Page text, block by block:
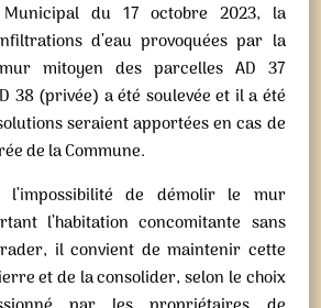
du 17 octobre 2023, la
d’eau provoquées par la
mitoyen des parcelles AD 37
38 (privée) a été soulevée et il a été
seraient apportées en cas de
de la Commune.
l’impossibilité de démolir le mur
l’habitation concomitante sans
il convient de maintenir cette
et de la consolider, selon le choix